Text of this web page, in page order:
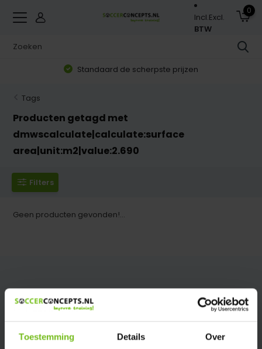
Toestemming Details Over
Incl.Excl.
BTW
0
Standaard de scherpste prijzen
Tags
Producten getagd met
dmwscalculate|calculate:surface
area|unit:m2|value:2.690
Filters
Geen producten gevonden!...